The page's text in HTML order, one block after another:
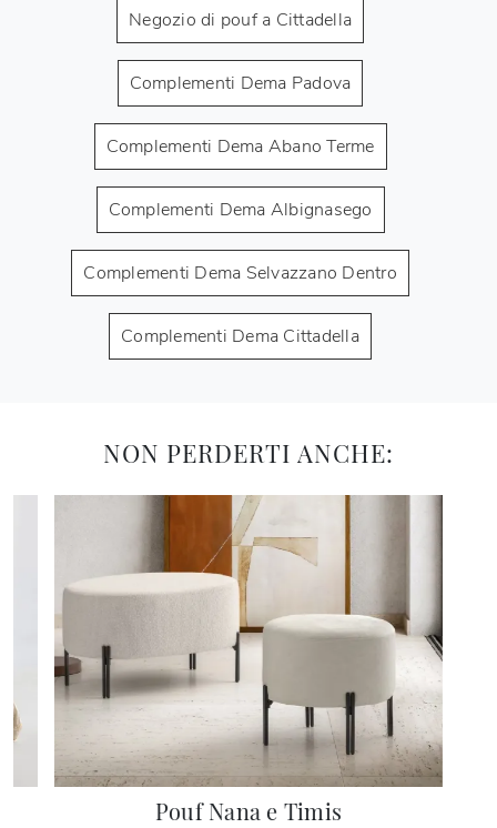
Negozio di pouf a Cittadella
Complementi Dema Padova
Complementi Dema Abano Terme
Complementi Dema Albignasego
Complementi Dema Selvazzano Dentro
Complementi Dema Cittadella
NON PERDERTI ANCHE:
Pouf Nana e Timis